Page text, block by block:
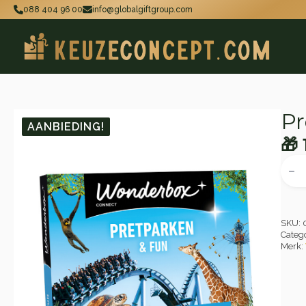
088 404 96 00 info@globalgiftgroup.com
AANBIEDING!
🎁
🎁
🎁
SKU:
Merk: